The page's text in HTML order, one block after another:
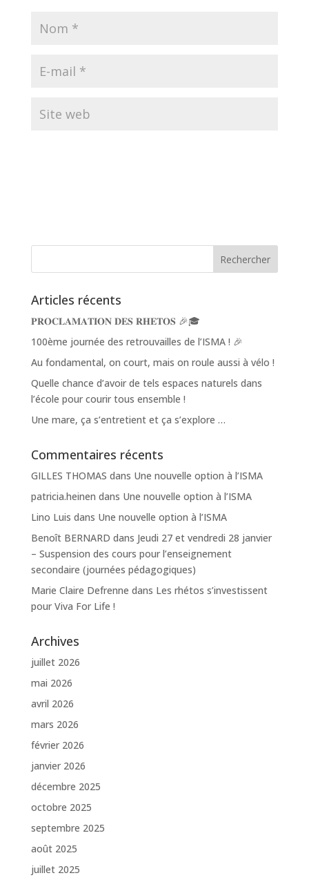
Articles récents
𝐏𝐑𝐎𝐂𝐋𝐀𝐌𝐀𝐓𝐈𝐎𝐍 𝐃𝐄𝐒 𝐑𝐇𝐄𝐓𝐎𝐒 🎉🎓
100ème journée des retrouvailles de l’ISMA ! 🎉
Au fondamental, on court, mais on roule aussi à vélo !
Quelle chance d’avoir de tels espaces naturels dans
l’école pour courir tous ensemble !
Une mare, ça s’entretient et ça s’explore …
Commentaires récents
GILLES THOMAS dans Une nouvelle option à l’ISMA
patricia.heinen dans Une nouvelle option à l’ISMA
Lino Luis dans Une nouvelle option à l’ISMA
Benoît BERNARD dans Jeudi 27 et vendredi 28 janvier
– Suspension des cours pour l’enseignement
secondaire (journées pédagogiques)
Marie Claire Defrenne dans Les rhétos s’investissent
pour Viva For Life !
Archives
juillet 2026
mai 2026
avril 2026
mars 2026
février 2026
janvier 2026
décembre 2025
octobre 2025
septembre 2025
août 2025
juillet 2025